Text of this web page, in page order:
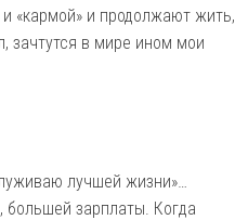
«кармой» и продолжают жить,
зачтутся в мире ином мои
лучшей жизни»…
большей зарплаты. Когда